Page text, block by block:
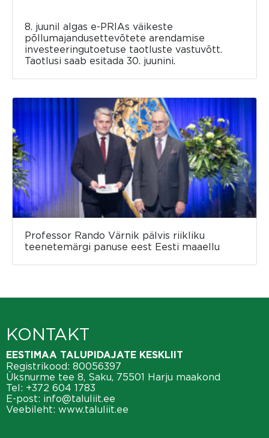
8. juunil algas e-PRIAs väikeste
põllumajandusettevõtete arendamise
investeeringutoetuse taotluste vastuvõtt.
Taotlusi saab esitada 30. juunini.
Professor Rando Värnik pälvis riikliku
teenetemärgi panuse eest Eesti maaellu
KONTAKT
EESTIMAA TALUPIDAJATE KESKLIIT
Registrikood: 80056397
Üksnurme tee 8, Saku, 75501 Harju maakond
Tel: +372 604 1783
E-post: info@taluliit.ee
Veebileht: www.taluliit.ee